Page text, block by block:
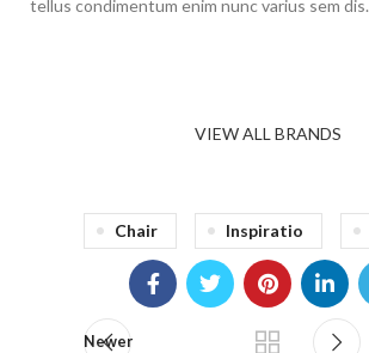
tellus condimentum enim nunc varius sem dis.
VIEW ALL BRANDS
Chair Inspiratio
Newer